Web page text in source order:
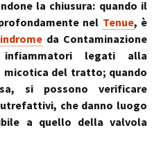
la chiusura: quando il
nel Tenue, è
da Contaminazione
legati alla
micotica del tratto; quando
si possono verificare
che danno luogo
a quello della valvola